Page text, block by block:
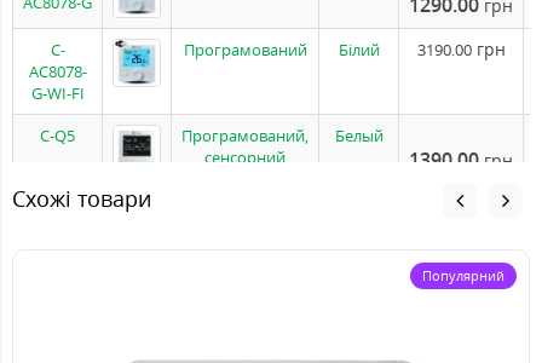
грн
C-
AC8078-
G-WI-FI
Програмований Білий 3190.00грн
C-Q5
Програмований,
сенсорний
Белый
1390.00 грн
C-Q7
2590.00
Схожі товари
Популярний